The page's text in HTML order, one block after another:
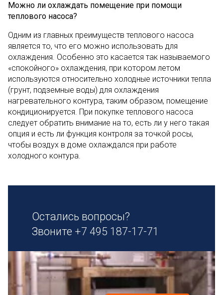
Можно ли охлаждать помещение при помощи
теплового насоса?
Одним из главных преимуществ теплового насоса
является то, что его можно использовать для
охлаждения. Особенно это касается так называемого
«спокойного» охлаждения, при котором летом
используются относительно холодные источники тепла
(грунт, подземные воды) для охлаждения
нагревательного контура, таким образом, помещение
кондиционируется. При покупке теплового насоса
следует обратить внимание на то, есть ли у него такая
опция и есть ли функция контроля за точкой росы,
чтобы воздух в доме охлаждался при работе
холодного контура.
Остались вопросы?
Звоните +7 495 187-17-71